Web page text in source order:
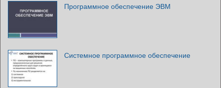
Программное обеспечение ЭВМ
Системное программное обеспечение